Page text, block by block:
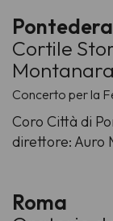
Cortile
Concerto per la
Coro Città di
direttore: Auro
Roma